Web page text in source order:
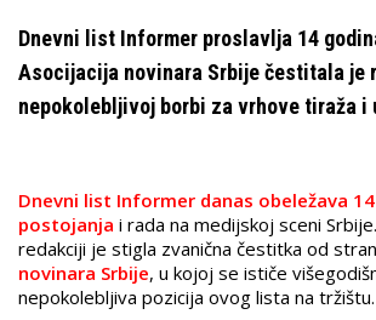
Dnevni list Informer proslavlja 14
Asocijacija novinara Srbije čestitala je
nepokolebljivoj borbi za vrhove tiraža i
Dnevni list Informer danas obeležava
postojanja i rada na medijskoj sceni
redakciji je stigla zvanična čestitka od
novinara Srbije, u kojoj se ističe
nepokolebljiva pozicija ovog lista na tržištu.